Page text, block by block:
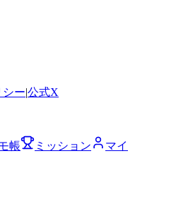
シー|公式X
帳 ミッション マイ